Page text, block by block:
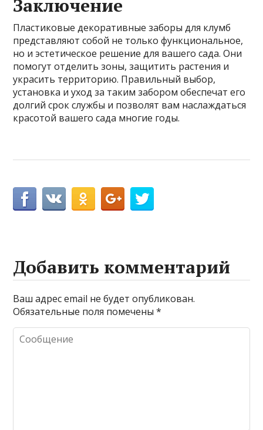
Заключение
Пластиковые декоративные заборы для клумб
представляют собой не только функциональное,
но и эстетическое решение для вашего сада. Они
помогут отделить зоны, защитить растения и
украсить территорию. Правильный выбор,
установка и уход за таким забором обеспечат его
долгий срок службы и позволят вам наслаждаться
красотой вашего сада многие годы.
Добавить комментарий
Ваш адрес email не будет опубликован.
Обязательные поля помечены*